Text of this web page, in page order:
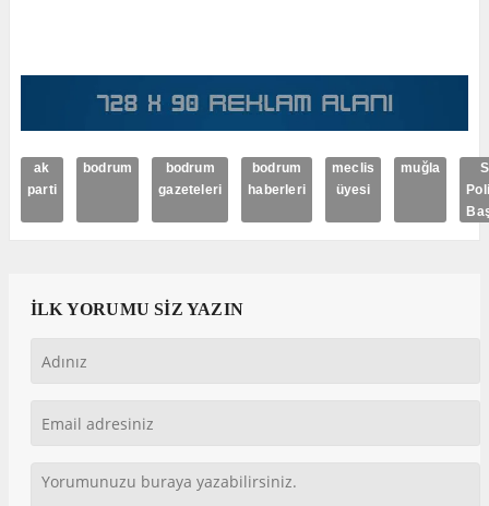
ak
parti
bodrum
bodrum
gazeteleri
bodrum
haberleri
meclis
üyesi
muğla
İLK YORUMU SİZ YAZIN